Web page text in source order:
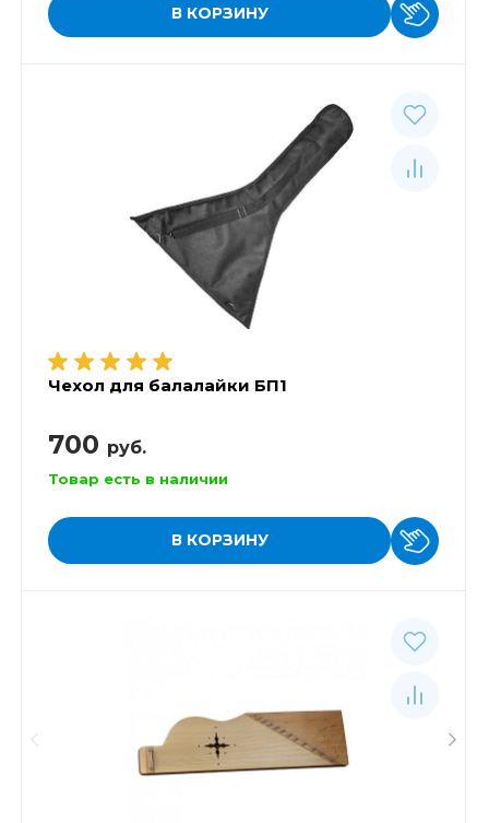
В КОРЗИНУ
Чехол для балалайки БП1
700 руб.
Товар есть в наличии
В КОРЗИНУ